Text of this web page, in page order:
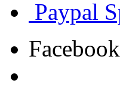
Paypal